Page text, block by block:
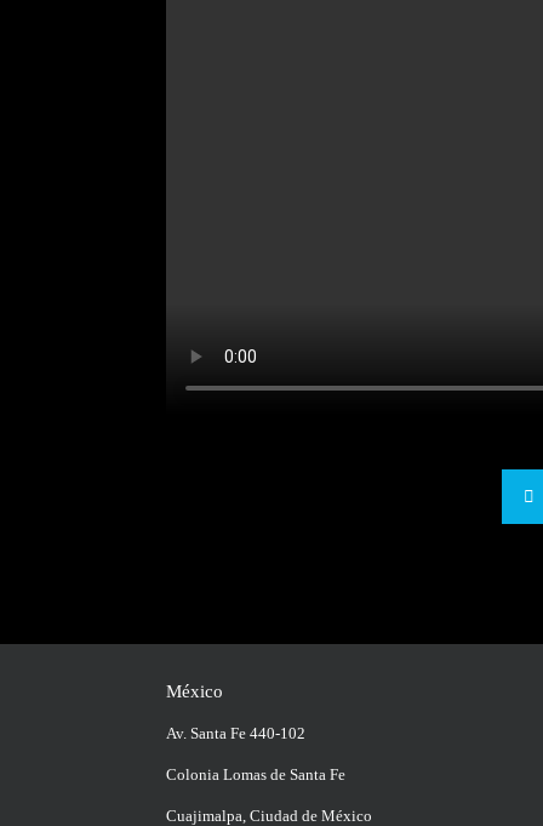
México
Av. Santa Fe 440-102
Colonia Lomas de Santa Fe
Cuajimalpa, Ciudad de México